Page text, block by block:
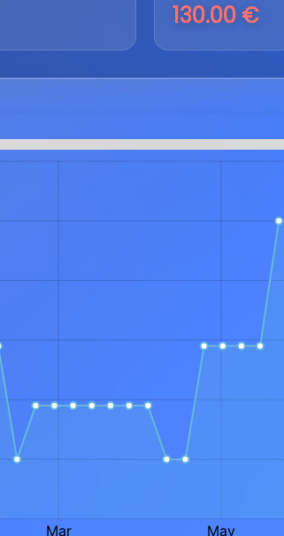
130.00 €